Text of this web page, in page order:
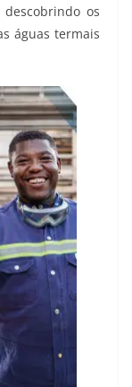
os
águas termais